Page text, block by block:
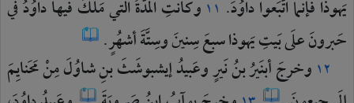
يَهوذافإنَّمااتَّبَعواداوُدَ. ١١ وكانتِالمُدَّةُالّتيمَلكَفيهاداوُدُفي
حَبرونَعلَىبَيتِيَهوذاسبعَسِنينَوسِتَّةَأشهُرٍ.
١٢ وخرجَأبنَيرُبنُنَيرٍوعَبيدُإيشبوشَثَبنِشاوُلَمِنْمَحَنايِمَ